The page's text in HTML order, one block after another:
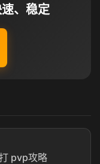
、稳定
pvp攻略